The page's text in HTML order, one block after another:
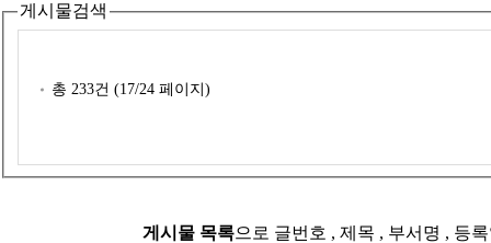
게시물검색
총 233건 (17/24 페이지)
게시물 목록으로 글번호 , 제목 , 부서명 , 등